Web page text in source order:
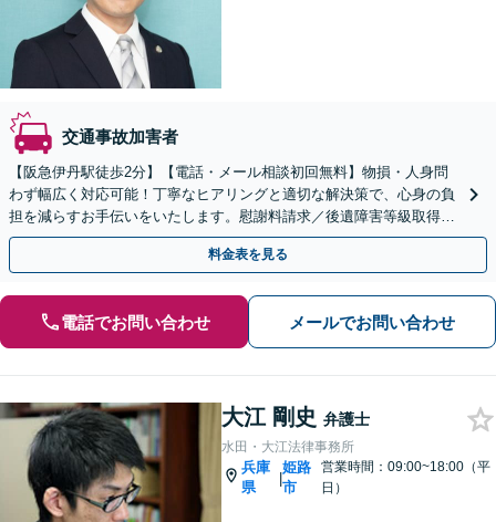
交通事故加害者
【阪急伊丹駅徒歩2分】【電話・メール相談初回無料】物損・人身問
わず幅広く対応可能！丁寧なヒアリングと適切な解決策で、心身の負
担を減らすお手伝いをいたします。慰謝料請求／後遺障害等級取得な
ど【夜間休日対応可】【オンライン面談可】
料金表を見る
電話でお問い合わせ メールでお問い合わせ
大江 剛史 弁護士
水田・大江法律事務所
兵庫
県
|
姫路
市
営業時間：09:00~18:00（平
日）